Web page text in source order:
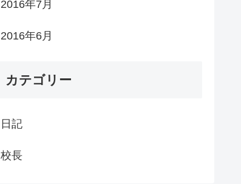
2016年7月
2016年6月
カテゴリー
日記
校長